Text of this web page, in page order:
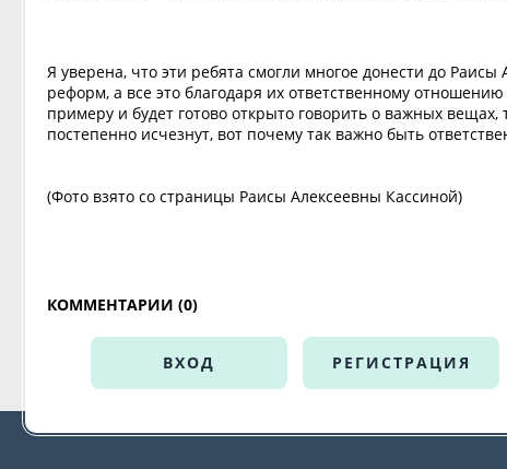
Я уверена, что эти ребята смогли многое донести до
реформ, а все это благодаря их ответственному
примеру и будет готово открыто говорить о важных
постепенно исчезнут, вот почему так важно быть
(Фото взято со страницы Раисы Алексеевны Кассиной)
КОММЕНТАРИИ (0)
ВХОД РЕГИСТРАЦИЯ